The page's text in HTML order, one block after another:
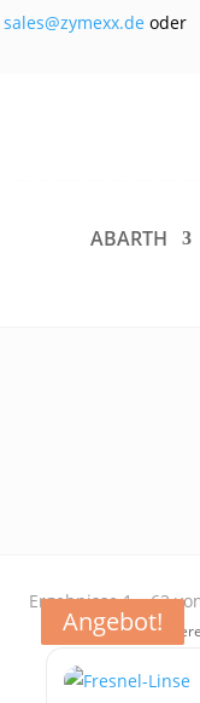
sales@zymexx.de oder
ABARTH
Ergebnisse 1 – 62
Angebot!
Angebot!
Angebot!
Angebot!